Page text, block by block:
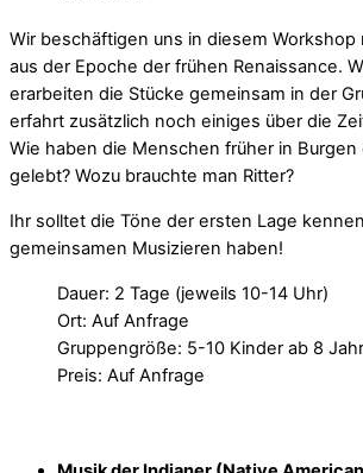
Wir beschäftigen uns in diesem Workshop
aus der Epoche der frühen Renaissance.
erarbeiten die Stücke gemeinsam in der
erfahrt zusätzlich noch einiges über die
Wie haben die Menschen früher in Burgen
gelebt? Wozu brauchte man Ritter?
Ihr solltet die Töne der ersten Lage
gemeinsamen Musizieren haben!
Dauer: 2 Tage (jeweils 10-14 Uhr)
Ort: Auf Anfrage
Gruppengröße: 5-10 Kinder ab 8
Preis: Auf Anfrage